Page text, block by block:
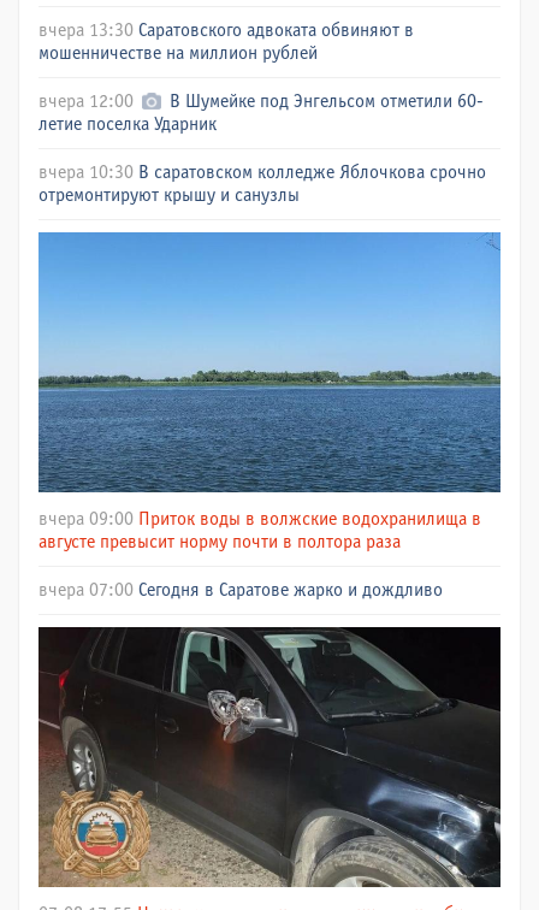
вчера 13:30 Саратовского адвоката обвиняют в
мошенничестве на миллион рублей
вчера 12:00
В Шумейке под Энгельсом отметили 60-
летие поселка Ударник
вчера 10:30 В саратовском колледже Яблочкова срочно
отремонтируют крышу и санузлы
вчера 09:00 Приток воды в волжские водохранилища в
августе превысит норму почти в полтора раза
вчера 07:00 Сегодня в Саратове жарко и дождливо